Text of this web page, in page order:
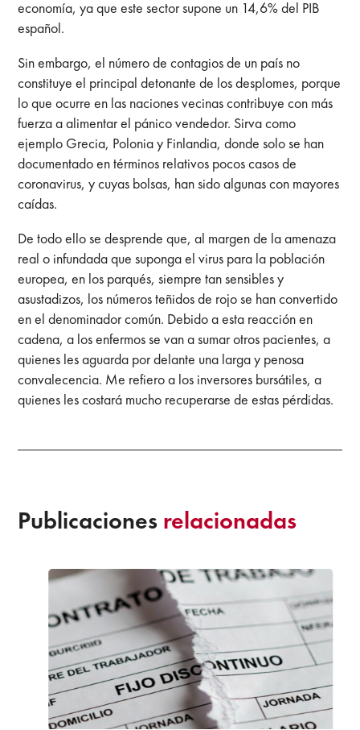
economía, ya que este sector supone un 14,6% del PIB
español.
Sin embargo, el número de contagios de un país no
constituye el principal detonante de los desplomes, porque
lo que ocurre en las naciones vecinas contribuye con más
fuerza a alimentar el pánico vendedor. Sirva como
ejemplo Grecia, Polonia y Finlandia, donde solo se han
documentado en términos relativos pocos casos de
coronavirus, y cuyas bolsas, han sido algunas con mayores
caídas.
De todo ello se desprende que, al margen de la amenaza
real o infundada que suponga el virus para la población
europea, en los parqués, siempre tan sensibles y
asustadizos, los números teñidos de rojo se han convertido
en el denominador común. Debido a esta reacción en
cadena, a los enfermos se van a sumar otros pacientes, a
quienes les aguarda por delante una larga y penosa
convalecencia. Me refiero a los inversores bursátiles, a
quienes les costará mucho recuperarse de estas pérdidas.
Publicaciones relacionadas